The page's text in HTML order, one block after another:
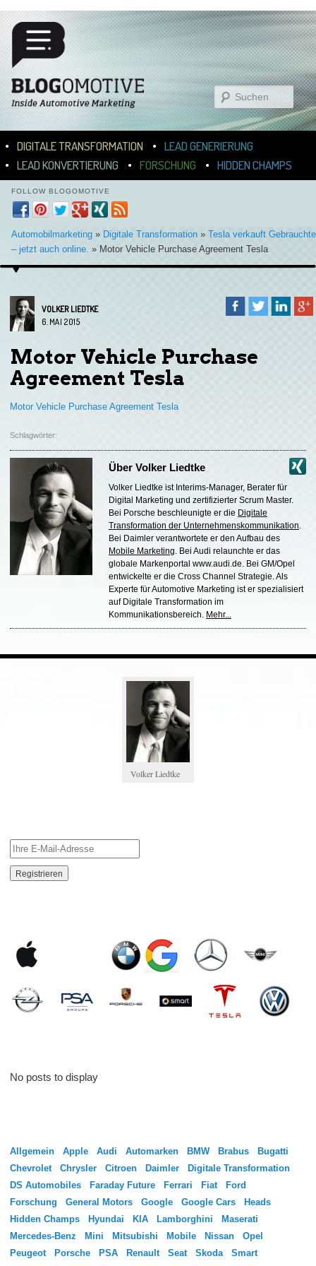
Suchen
ZUM INHALT WECHSELN
ZUM SEKUNDÄREN INHALT WECHSELN
DIGITALE TRANSFORMATION
LEAD GENERIERUNG
LEAD KONVERTIERUNG
FORSCHUNG HIDDEN CHAMPS
FOLLOW BLOGOMOTIVE
Automobilmarketing » Digitale Transformation » Tesla verkauft Gebrauchte
– jetzt auch online. » Motor Vehicle Purchase Agreement Tesla
VOLKER LIEDTKE
6. MAI 2015
Motor Vehicle Purchase
Agreement Tesla
Motor Vehicle Purchase Agreement Tesla
Schlagwörter:
Über Volker Liedtke
Volker Liedtke ist Interims-Manager, Berater für
Digital Marketing und zertifizierter Scrum Master.
Bei Porsche beschleunigte er die Digitale
Transformation der Unternehmenskommunikation.
Bei Daimler verantwortete er den Aufbau des
Mobile Marketing. Bei Audi relaunchte er das
globale Markenportal www.audi.de. Bei GM/Opel
entwickelte er die Cross Channel Strategie. Als
Experte für Automotive Marketing ist er spezialisiert
auf Digitale Transformation im
Kommunikationsbereich. Mehr...
Volker Liedtke
No posts to display
Allgemein Apple Audi Automarken BMW Brabus
Bugatti
Chevrolet
Chrysler Citroen Daimler
Digitale Transformation
DS Automobiles
Faraday Future Ferrari Fiat
Ford
Forschung
General Motors Google Google Cars
Heads
Hidden Champs
Hyundai KIA Lamborghini
Maserati
Mercedes-Benz
Mini Mitsubishi Mobile Nissan
Opel
Peugeot
Porsche PSA Renault Seat Skoda
Smart